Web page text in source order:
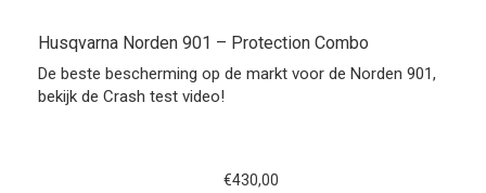
Husqvarna Norden 901 – Protection Combo
De beste bescherming op de markt voor de Norden 901,
bekijk de Crash test video!
€430,00